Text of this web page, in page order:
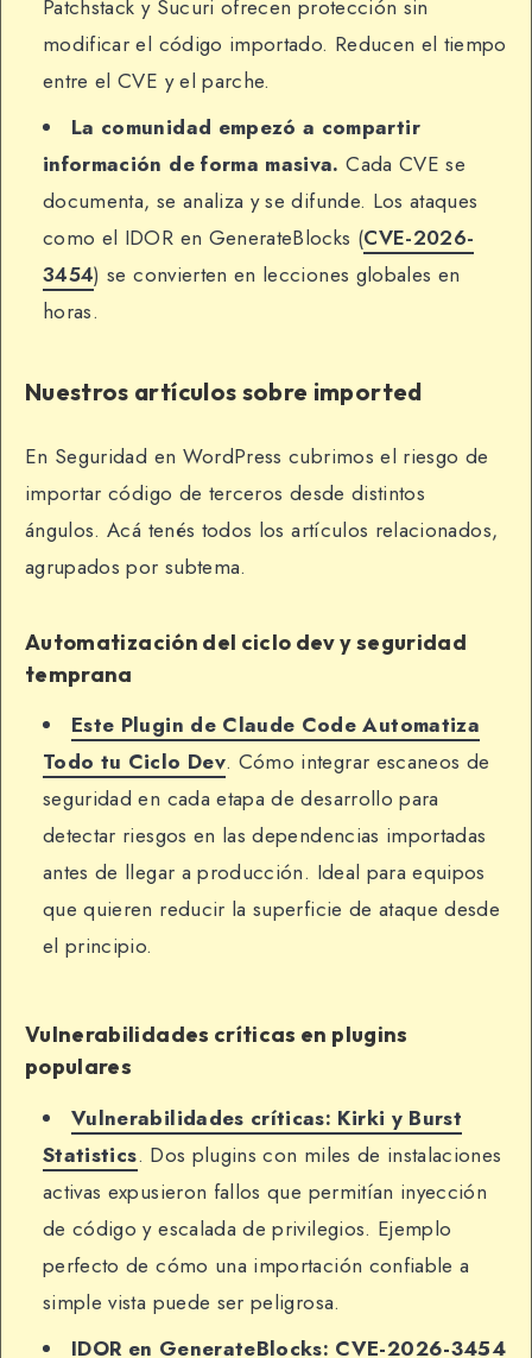
Patchstack y Sucuri ofrecen protección sin
modificar el código importado. Reducen el tiempo
entre el CVE y el parche.
La comunidad empezó a compartir
información de forma masiva. Cada CVE se
documenta, se analiza y se difunde. Los ataques
como el IDOR en GenerateBlocks (CVE-2026-
3454) se convierten en lecciones globales en
horas.
Nuestros artículos sobre imported
En Seguridad en WordPress cubrimos el riesgo de
importar código de terceros desde distintos
ángulos. Acá tenés todos los artículos relacionados,
agrupados por subtema.
Automatización del ciclo dev y seguridad
temprana
Este Plugin de Claude Code Automatiza
Todo tu Ciclo Dev. Cómo integrar escaneos de
seguridad en cada etapa de desarrollo para
detectar riesgos en las dependencias importadas
antes de llegar a producción. Ideal para equipos
que quieren reducir la superficie de ataque desde
el principio.
Vulnerabilidades críticas en plugins
populares
Vulnerabilidades críticas: Kirki y Burst
Statistics. Dos plugins con miles de instalaciones
activas expusieron fallos que permitían inyección
de código y escalada de privilegios. Ejemplo
perfecto de cómo una importación confiable a
simple vista puede ser peligrosa.
IDOR en GenerateBlocks: CVE-2026-3454